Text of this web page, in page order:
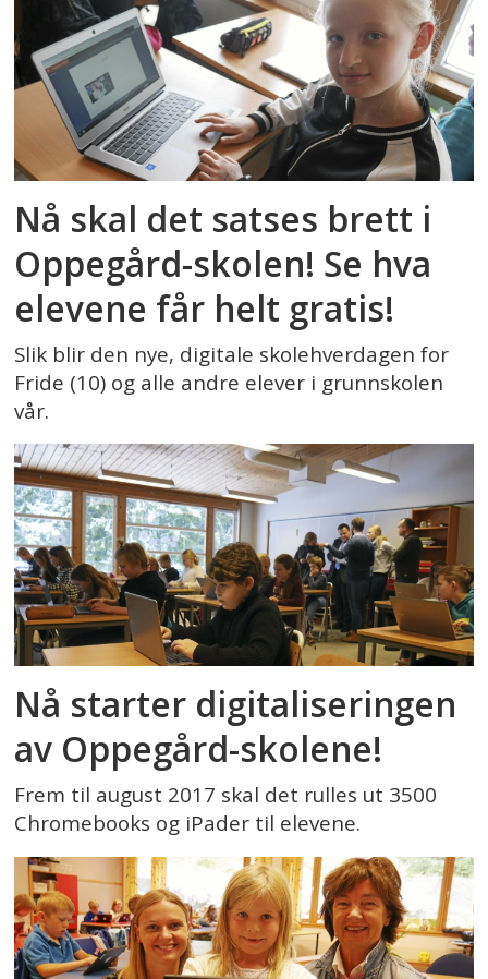
Nå skal det satses brett i
Oppegård-skolen! Se hva
elevene får helt gratis!
Slik blir den nye, digitale skolehverdagen for
Fride (10) og alle andre elever i grunnskolen
vår.
Nå starter digitaliseringen
av Oppegård-skolene!
Frem til august 2017 skal det rulles ut 3500
Chromebooks og iPader til elevene.